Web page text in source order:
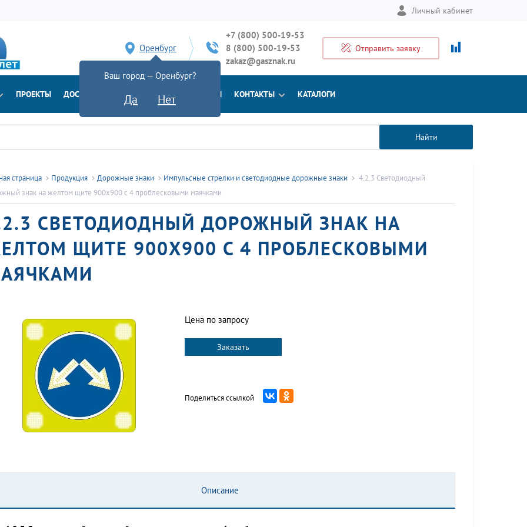
Личный кабинет
Оренбург
Ваш город — Оренбург?
Да Нет
+7 (800) 500-19-53
8 (800) 500-19-53
zakaz@gasznak.ru
Отправить заявку
ПРОЕКТЫ ДОСТАВКА ДОКУМЕНТЫ НОВОСТИ КОНТАКТЫ КАТАЛОГИ
Найти
страница Продукция Дорожные знаки Импульсные стрелки и светодиодные дорожные знаки
4.2.3 Светодиодный
знак на желтом щите 900x900 с 4 проблесковыми маячками
СВЕТОДИОДНЫЙ ДОРОЖНЫЙ ЗНАК НА
ЩИТЕ 900X900 С 4 ПРОБЛЕСКОВЫМИ
Цена по запросу
Заказать
Поделиться ссылкой
Описание